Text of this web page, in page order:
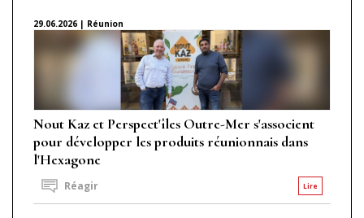
29.06.2026 | Réunion
Nout Kaz et Perspect'îles Outre-Mer s'associent
pour développer les produits réunionnais dans
l'Hexagone
Lire
Réagir